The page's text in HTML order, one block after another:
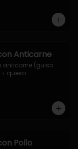
Anticarne
anticarne (guiso
queso
Pollo